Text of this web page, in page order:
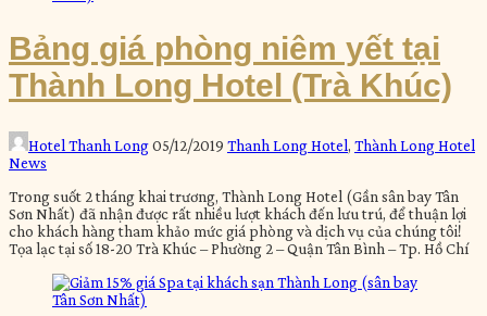
Bảng giá phòng niêm yết tại
Thành Long Hotel (Trà Khúc)
Hotel Thanh Long05/12/2019 Thanh Long Hotel, Thành Long Hotel
News
Trong suốt 2 tháng khai trương, Thành Long Hotel (Gần sân bay Tân
Sơn Nhất) đã nhận được rất nhiều lượt khách đến lưu trú, để thuận lợi
cho khách hàng tham khảo mức giá phòng và dịch vụ của chúng tôi!
Tọa lạc tại số 18-20 Trà Khúc – Phường 2 – Quận Tân Bình – Tp. Hồ Chí